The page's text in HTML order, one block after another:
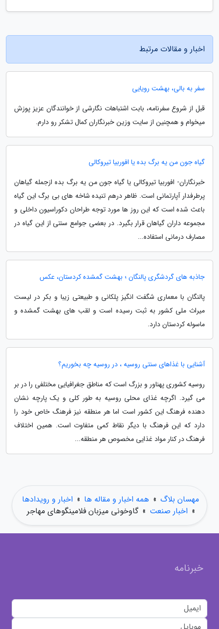
اخبار و مقالات مرتبط
سفر به بالی، بهشت رویایی
قبل از شروع سفرنامه، بابت اشتباهات نگارشی از خوانندگان عزیز پوزش
میخوام و همچنین از سایت وزین خبرنگاران کمال تشکر رو دارم.
گیاه جون من یه برگ بده یا افوربیا تیروکالی
خبرنگاران- افوربیا تیروکالی یا گیاه جون من یه برگ بده ازجمله گیاهان
پرطرفدار آپارتمانی است. ظاهر درهم تنیده شاخه های بی برگ این گیاه
باعث شده است که این روز ها مورد توجه طراحان دکوراسیون داخلی و
مجموعه داران گیاهان قرار بگیرد. در بعضی جوامع سنتی از این گیاه در
مصارف درمانی استفاده...
جاذبه های گردشگری پالنگان ؛ بهشت گمشده کردستان، عکس
پالنگان با معماری شگفت انگیز پلکانی و طبیعتی زیبا و بکر در لیست
میراث ملی کشور به ثبت رسیده است و لقب های بهشت گمشده و
ماسوله کردستان دارد.
آشنایی با غذاهای سنتی روسیه ، در روسیه چه بخوریم؟
روسیه کشوری پهناور و بزرگ است که مناطق جغرافیایی مختلفی را در بر
می گیرد. اگرچه غذای محلی روسیه به طور کلی و یک پارچه نشان
دهنده فرهنگ این کشور است اما هر منطقه نیز فرهنگ خاص خود را
دارد که این فرهنگ با دیگر نقاط کمی متفاوت است. همین اختلاف
فرهنگ در کنار مواد غذایی مخصوص هر منطقه...
مهسان بلاگ » همه اخبار و مقاله ها » اخبار و رویدادها
» اخبار صنعت » گاوخونی میزبان فلامینگوهای مهاجر
خبرنامه